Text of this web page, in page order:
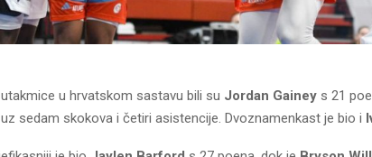
u hrvatskom sastavu bili su Jordan Gainey s 21
sedam skokova i četiri asistencije. Dvoznamenkast je bio i